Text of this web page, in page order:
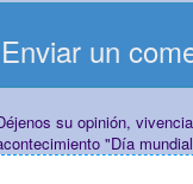
Enviar un
su opinión,
"Día